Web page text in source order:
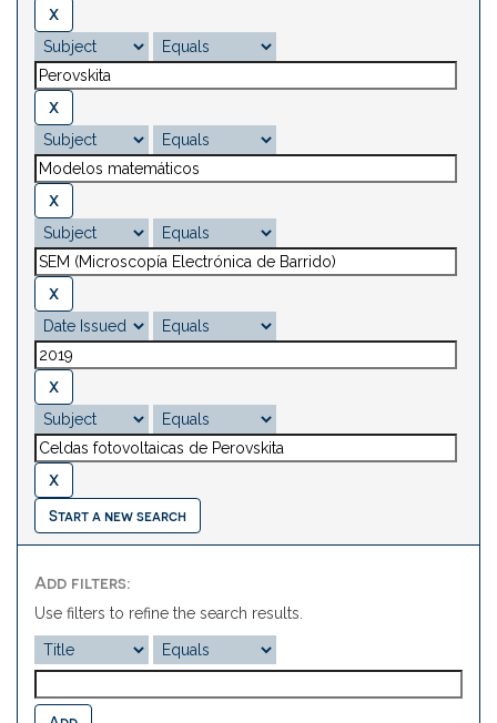
Start a new search
Add filters:
Use filters to refine the search results.